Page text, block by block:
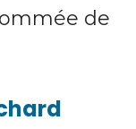
de